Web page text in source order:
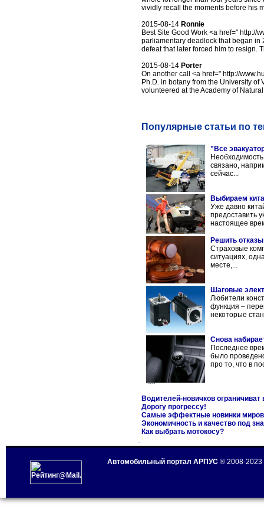
vividly recall the moments before his
2015-08-14 Ronnie
Best Site Good Work <a href=" http://
parliamentary deadlock that began in
defeat that later forced him to resign.
2015-08-14 Porter
On another call <a href=" http://
Ph.D. in botany from the University
volunteered at the Academy of
Популярные статьи по
"Все
связано,
сейчас...
Выбираем
Уже давно
предоставить
настоящее
Решить
Страховые
ситуациях,
месте,...
Шаговые
Любители
функция –
некоторые
Снова
Последнее
было
про то, что в
Водителей-новичков ограничиват
Дорогу прогрессу!
Самые эффектные новинки
Экономичность и качество под
Как выбрать мотокосу?
Автомобильный портал АРПУС ® 2008-2023